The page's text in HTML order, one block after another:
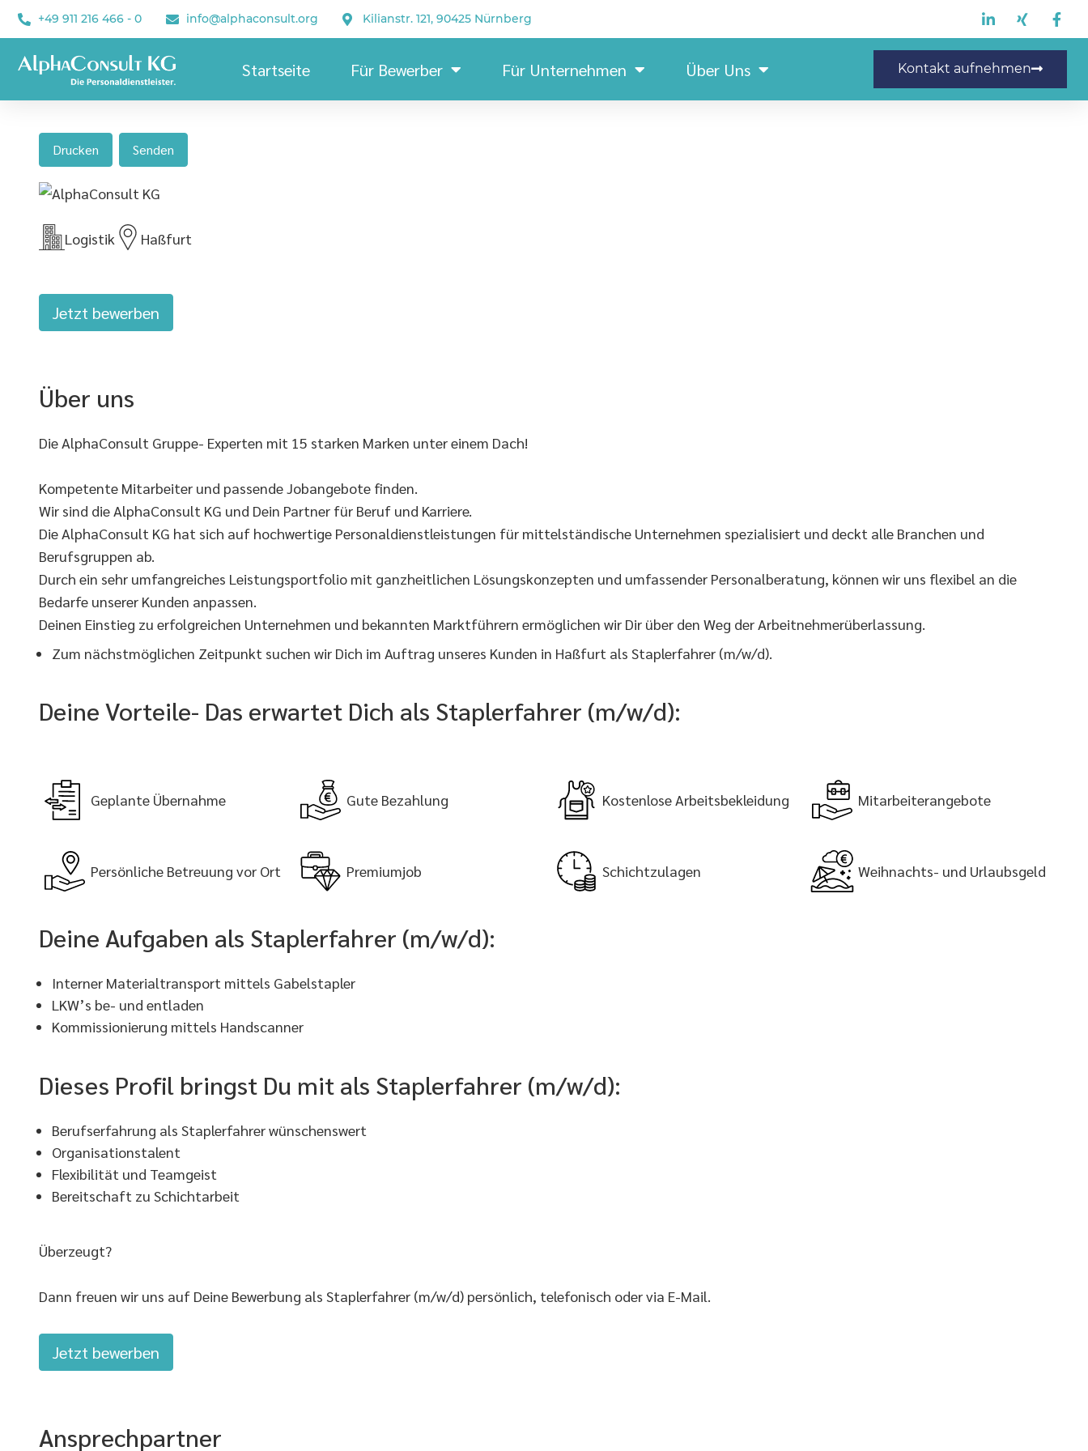
+49 911 216 466 - 0 info@alphaconsult.org Kilianstr. 121, 90425 Nürnberg
Startseite Für Bewerber Für Unternehmen Über Uns Kontakt aufnehmen
Drucken Senden
Logistik Haßfurt
Jetzt bewerben
Über uns
Die AlphaConsult Gruppe- Experten mit 15 starken Marken unter einem Dach!
Kompetente Mitarbeiter und passende Jobangebote finden.
Wir sind die AlphaConsult KG und Dein Partner für Beruf und Karriere.
Die AlphaConsult KG hat sich auf hochwertige Personaldienstleistungen für mittelständische Unternehmen spezialisiert und deckt alle Branchen und
Berufsgruppen ab.
Durch ein sehr umfangreiches Leistungsportfolio mit ganzheitlichen Lösungskonzepten und umfassender Personalberatung, können wir uns flexibel an die
Bedarfe unserer Kunden anpassen.
Deinen Einstieg zu erfolgreichen Unternehmen und bekannten Marktführern ermöglichen wir Dir über den Weg der Arbeitnehmerüberlassung.
Zum nächstmöglichen Zeitpunkt suchen wir Dich im Auftrag unseres Kunden in Haßfurt als Staplerfahrer (m/w/d).
Deine Vorteile- Das erwartet Dich als Staplerfahrer (m/w/d):
Geplante Übernahme Gute Bezahlung Kostenlose Arbeitsbekleidung Mitarbeiterangebote
Persönliche Betreuung vor Ort Premiumjob Schichtzulagen Weihnachts- und Urlaubsgeld
Deine Aufgaben als Staplerfahrer (m/w/d):
Interner Materialtransport mittels Gabelstapler
LKW’s be- und entladen
Kommissionierung mittels Handscanner
Dieses Profil bringst Du mit als Staplerfahrer (m/w/d):
Berufserfahrung als Staplerfahrer wünschenswert
Organisationstalent
Flexibilität und Teamgeist
Bereitschaft zu Schichtarbeit
Überzeugt?
Dann freuen wir uns auf Deine Bewerbung als Staplerfahrer (m/w/d) persönlich, telefonisch oder via E-Mail.
Jetzt bewerben
Ansprechpartner